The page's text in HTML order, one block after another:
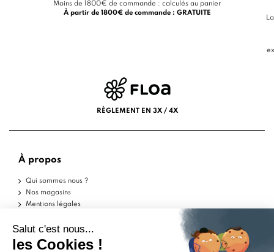
Moins de 1800€ de commande : calculés au panier
À partir de 1800€ de commande : GRATUITE
RÈGLEMENT EN 3X / 4X
À propos
Qui sommes nous ?
Nos magasins
Mentions légales
Politique de confidentialité
Aide